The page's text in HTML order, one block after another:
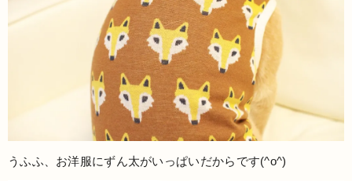
うふふ、お洋服にずん太がいっぱいだからです(^o^)